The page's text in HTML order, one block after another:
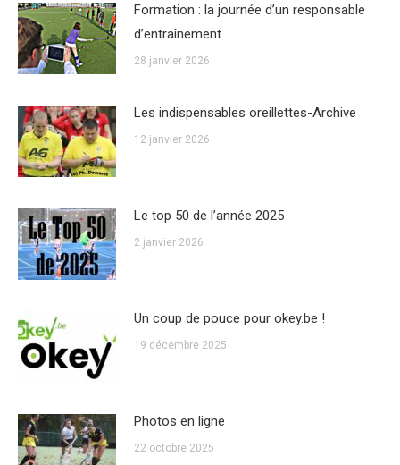
Formation : la journée d’un responsable
d’entraînement
28 janvier 2026
Les indispensables oreillettes-Archive
12 janvier 2026
Le top 50 de l’année 2025
2 janvier 2026
Un coup de pouce pour okey.be !
19 décembre 2025
Photos en ligne
22 octobre 2025